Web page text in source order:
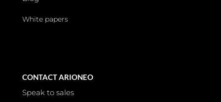
White papers
CONTACT ARIONEO
Speak to sales